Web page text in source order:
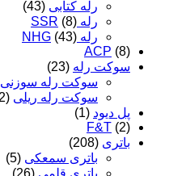
رله کتابی (43)
رله SSR (8)
رله NHG (43)
ACP (8)
سوکت رله (23)
سوکت رله سوزنی
سوکت رله ریلی (12)
پل دیود (1)
F&T (2)
باتری (208)
باتری سمعکی (5)
باتری قلمی (26)